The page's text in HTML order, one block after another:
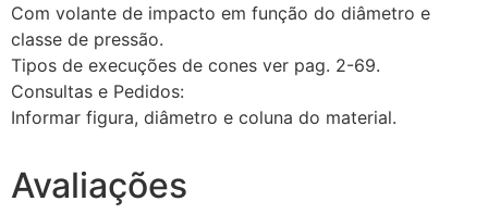
Com volante de impacto em função do diâmetro e
classe de pressão.
Tipos de execuções de cones ver pag. 2-69.
Consultas e Pedidos:
Informar figura, diâmetro e coluna do material.
Avaliações